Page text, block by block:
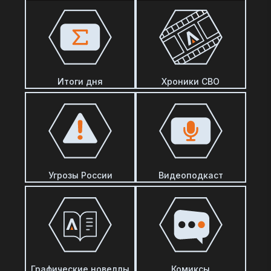
Итоги дня Хроники СВО
Угрозы России Видеоподкаст